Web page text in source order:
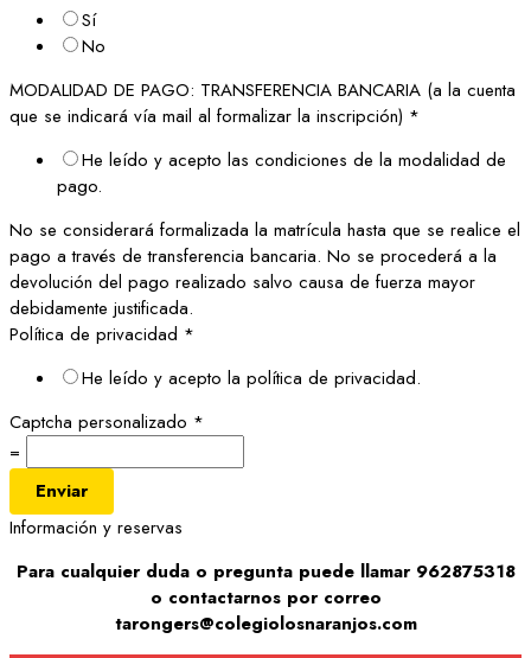
Sí
No
MODALIDAD DE PAGO: TRANSFERENCIA BANCARIA (a la cuenta
que se indicará vía mail al formalizar la inscripción) *
He leído y acepto las condiciones de la modalidad de
pago.
No se considerará formalizada la matrícula hasta que se realice el
pago a través de transferencia bancaria. No se procederá a la
devolución del pago realizado salvo causa de fuerza mayor
debidamente justificada.
Política de privacidad *
He leído y acepto la política de privacidad.
Captcha personalizado *
=
Enviar
Información y reservas
Para cualquier duda o pregunta puede llamar 962875318
o contactarnos por correo
tarongers@colegiolosnaranjos.com